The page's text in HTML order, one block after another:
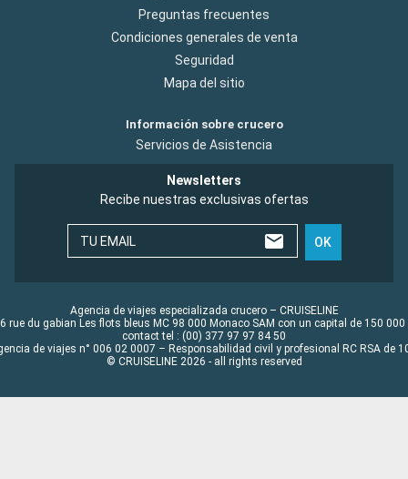
Preguntas frecuentes
Condiciones generales de venta
Seguridad
Mapa del sitio
Información sobre crucero
Servicios de Asistencia
Newsletters
Recibe nuestras exclusivas ofertas
TU EMAIL OK
Agencia de viajes especializada crucero – CRUISELINE
rue du gabian Les flots bleus MC 98 000 Monaco SAM con un capital de 150 000
contact tel : (00) 377 97 97 84 50
de viajes n° 006 02 0007 – Responsabilidad civil y profesional RC RSA de
© CRUISELINE 2026 - all rights reserved